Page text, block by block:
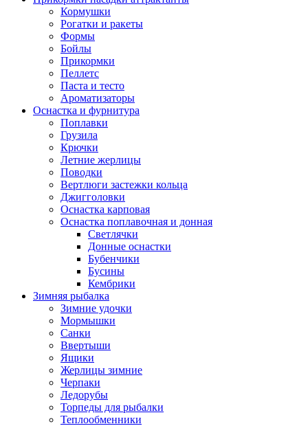
Кормушки
Рогатки и ракеты
Формы
Бойлы
Прикормки
Пеллетс
Паста и тесто
Ароматизаторы
Оснастка и фурнитура
Поплавки
Грузила
Крючки
Летние жерлицы
Поводки
Вертлюги застежки кольца
Джигголовки
Оснастка карповая
Оснастка поплавочная и донная
Светлячки
Донные оснастки
Бубенчики
Бусины
Кембрики
Зимняя рыбалка
Зимние удочки
Мормышки
Санки
Ввертыши
Ящики
Жерлицы зимние
Черпаки
Ледорубы
Торпеды для рыбалки
Теплообменники